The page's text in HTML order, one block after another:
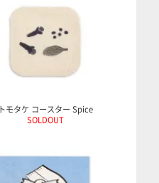
トモタケ コースター Spice
SOLDOUT